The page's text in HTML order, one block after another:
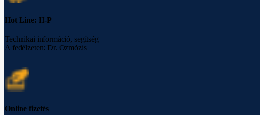
Hot Line: H-P
Technikai információ, segítség
A fedélzeten: Dr. Ozmózis
Online fizetés